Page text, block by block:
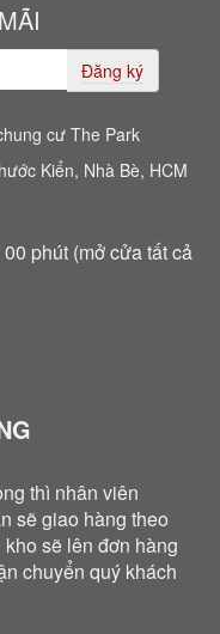
Đăng ký
cư The Park
Kiển, Nhà Bè, HCM
phút (mở cửa tất cả
thì nhân viên
sẽ giao hàng theo
sẽ lên đơn hàng
chuyển quý khách